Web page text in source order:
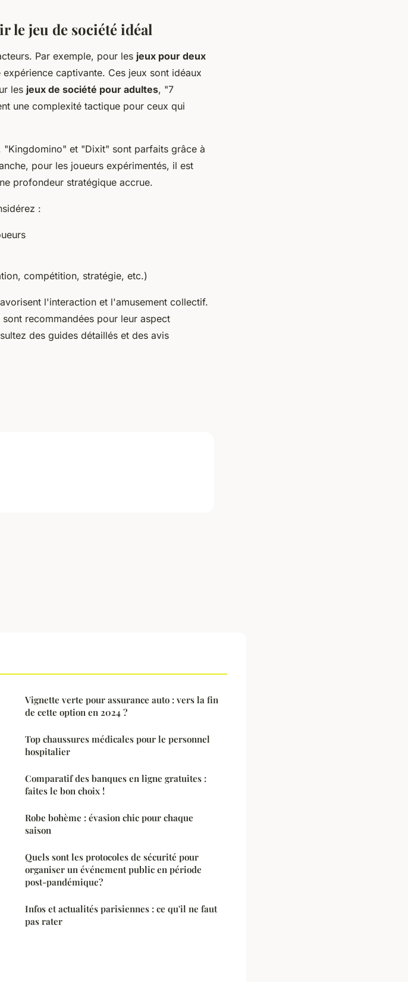
le jeu de société idéal
Par exemple, pour les jeux pour deux
captivante. Ces jeux sont idéaux
les jeux de société pour adultes, "7
une complexité tactique pour ceux qui
"Kingdomino" et "Dixit" sont parfaits grâce à
pour les joueurs expérimentés, il est
profondeur stratégique accrue.
:
compétition, stratégie, etc.)
l'interaction et l'amusement collectif.
recommandées pour leur aspect
des guides détaillés et des avis
Vignette verte pour assurance auto : vers la fin
de cette option en 2024 ?
Top chaussures médicales pour le personnel
hospitalier
Comparatif des banques en ligne gratuites :
faites le bon choix !
Robe bohème : évasion chic pour chaque
saison
Quels sont les protocoles de sécurité pour
organiser un événement public en période
post-pandémique?
Infos et actualités parisiennes : ce qu'il ne faut
pas rater